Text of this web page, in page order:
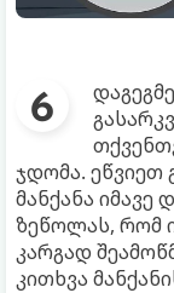
ჯდომა. ეწვიეთ
მანქანა იმავე
ზეწოლას, რომ
კარგად
კითხვა